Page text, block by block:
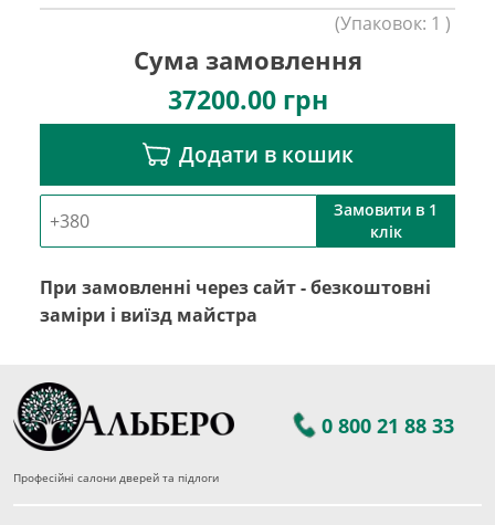
(Упаковок: 1 )
Сума замовлення
37200.00грн
Додати в кошик
Замовити в 1
клік
При замовленні через сайт - безкоштовні
заміри і виїзд майстра
0 800 21 88 33
Професійні салони дверей та підлоги